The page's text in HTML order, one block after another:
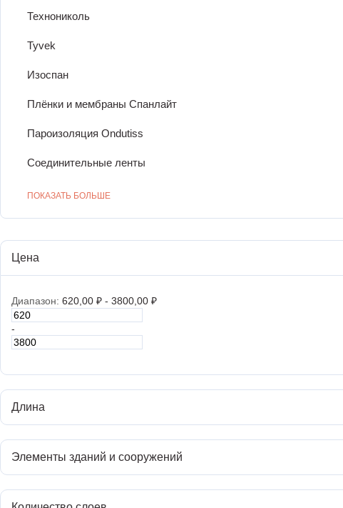
Технониколь
Tyvek
Изоспан
Плёнки и мембраны Спанлайт
Пароизоляция Ondutiss
Соединительные ленты
ПОКАЗАТЬ БОЛЬШЕ
Цена
Диапазон: 620,00 ₽ - 3800,00 ₽
-
Длина
Элементы зданий и сооружений